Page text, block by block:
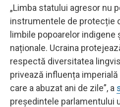
„Limba statului agresor nu
instrumentele de protecție
limbile popoarelor indigene
naționale. Ucraina
respectă diversitatea
privează influența
care a abuzat ani de zile”, a
președintele parlamentului